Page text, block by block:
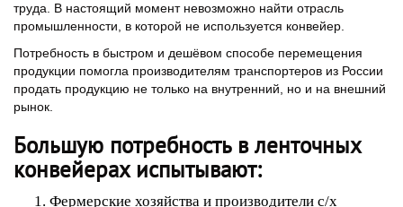
труда. В настоящий момент невозможно найти отрасль
промышленности, в которой не используется конвейер.
Потребность в быстром и дешёвом способе перемещения
продукции помогла производителям транспортеров из России
продать продукцию не только на внутренний, но и на внешний
рынок.
Большую потребность в ленточных
конвейерах испытывают:
Фермерские хозяйства и производители с/х